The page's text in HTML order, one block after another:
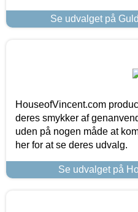
Se udvalget på
HouseofVincent.com
deres smykker af
uden på nogen måde at
her for at se deres udvalg.
Se udvalget på